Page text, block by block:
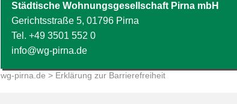
Städtische Wohnungsgesellschaft Pirna mbH
Gerichtsstraße 5, 01796 Pirna
Tel. +49 3501 552 0
info@wg-pirna.de
wg-pirna.de > Erklärung zur Barrierefreiheit